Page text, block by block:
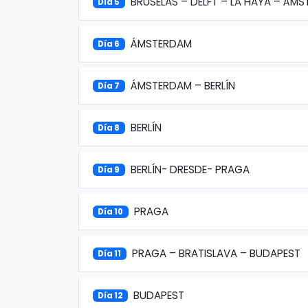
Día 6 ÁMSTERDAM
Día 7 ÁMSTERDAM – BERLÍN
Día 8 BERLÍN
Día 9 BERLÍN- DRESDE- PRAGA
Día 10 PRAGA
Día 11 PRAGA – BRATISLAVA – BUDAPEST
Día 12 BUDAPEST